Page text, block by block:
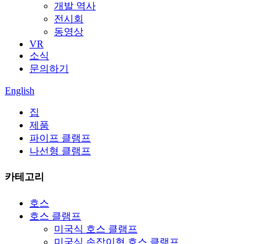
개발 역사
전시회
동영상
VR
소식
문의하기
English
집
제품
파이프 클램프
나선형 클램프
카테고리
호스
호스 클램프
미국식 호스 클램프
미국식 손잡이형 호스 클램프